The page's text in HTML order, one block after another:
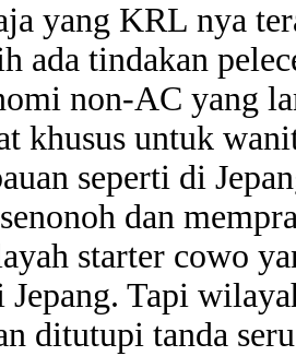
yang KRL nya
ada tindakan
non-AC yang
khusus untuk
seperti di
dan
starter cowo
Jepang. Tapi
ditutupi tanda